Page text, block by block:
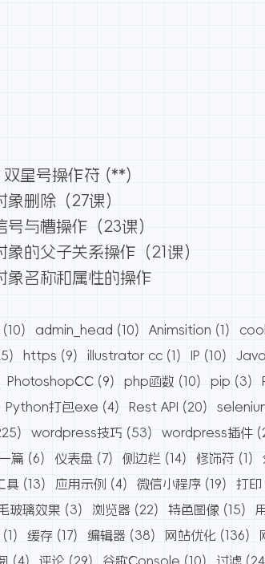
星号操作符 (**)
删除（27课）
与槽操作（23课）
的父子关系操作（21课）
名称和属性的操作
(10) admin_head (10) Animsition (1)
https (9) illustrator cc (1) IP (10)
PhotoshopCC (9) php函数 (10) pip (3)
Python打包exe (4) Rest API (20)
wordpress技巧 (53) wordpress插件
篇 (6) 仪表盘 (7) 侧边栏 (14) 修饰符 (1)
具 (13) 应用示例 (4) 微信小程序 (19) 打印
玻璃效果 (3) 浏览器 (22) 特色图像 (15)
(1) 缓存 (17) 编辑器 (38) 网站优化 (136)
(4) 评论 (29) 谷歌Console (10) 过滤